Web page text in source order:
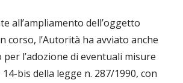
all’ampliamento dell’oggetto
corso, l’Autorità ha avviato anche
l’adozione di eventuali misure
bis della legge n. 287/1990, con